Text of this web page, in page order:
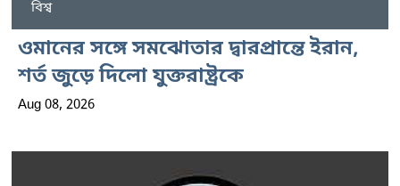
বিশ্ব
ওমানের সঙ্গে সমঝোতার দ্বারপ্রান্তে ইরান,
শর্ত জুড়ে দিলো যুক্তরাষ্ট্রকে
Aug 08, 2026